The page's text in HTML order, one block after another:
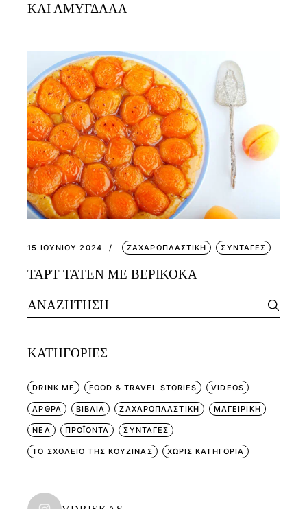
ΚΑΙ ΑΜΥΓΔΑΛΑ
15 ΙΟΥΝΊΟΥ 2024 ΖΑΧΑΡΟΠΛΑΣΤΙΚΗ ΣΥΝΤΑΓΕΣ
ΤΑΡΤ ΤΑΤΕΝ ΜΕ ΒΕΡΙΚΟΚΑ
Search
for:
KΑΤΗΓΟΡΊΕΣ
DRINK ME FOOD & TRAVEL STORIES VIDEOS
ΑΡΘΡΑ ΒΙΒΛΙΑ ΖΑΧΑΡΟΠΛΑΣΤΙΚΗ ΜΑΓΕΙΡΙΚΗ
ΝΕΑ ΠΡΟΪΟΝΤΑ ΣΥΝΤΑΓΕΣ
ΤΟ ΣΧΟΛΕΙΟ ΤΗΣ ΚΟΥΖΙΝΑΣ ΧΩΡΊΣ ΚΑΤΗΓΟΡΊΑ